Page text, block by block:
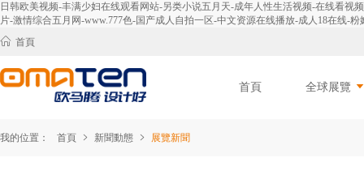
日韩欧美视频-丰满少妇在线观看网站-另类小说五月天-成年人性生活视频-在线看视
片-激情综合五月网-www.777色-国产成人自拍一区-中文资源在线播放-成人18在线-粉
首頁
首頁 全球展覽
我的位置： 首頁 新聞動態 展覽新聞